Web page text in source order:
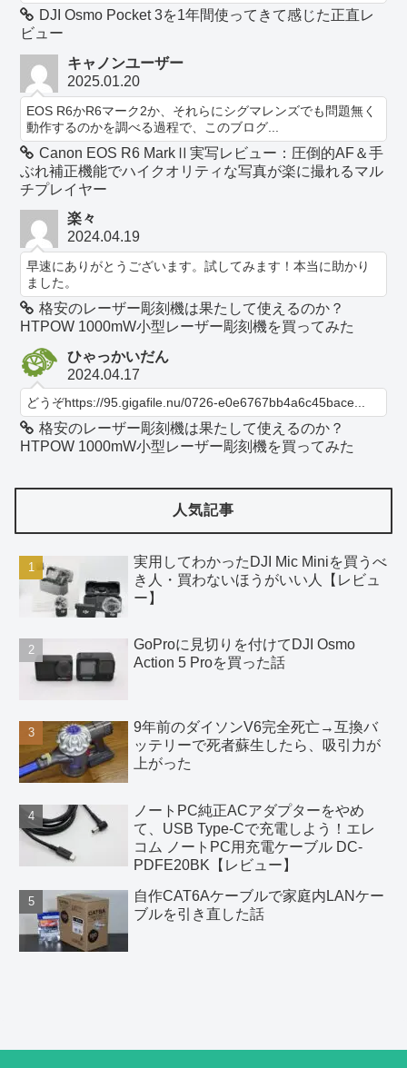
DJI Osmo Pocket 3を1年間使ってきて感じた正直レ
ビュー
キャノンユーザー
2025.01.20
EOS R6かR6マーク2か、それらにシグマレンズでも問題無く
動作するのかを調べる過程で、このブログ...
Canon EOS R6 MarkⅡ実写レビュー：圧倒的AF＆手
ぶれ補正機能でハイクオリティな写真が楽に撮れるマル
チプレイヤー
楽々
2024.04.19
早速にありがとうございます。試してみます！本当に助かり
ました。
格安のレーザー彫刻機は果たして使えるのか？
HTPOW 1000mW小型レーザー彫刻機を買ってみた
ひゃっかいだん
2024.04.17
どうぞhttps://95.gigafile.nu/0726-e0e6767bb4a6c45bace...
格安のレーザー彫刻機は果たして使えるのか？
HTPOW 1000mW小型レーザー彫刻機を買ってみた
人気記事
実用してわかったDJI Mic Miniを買うべ
き人・買わないほうがいい人【レビュ
ー】
GoProに見切りを付けてDJI Osmo
Action 5 Proを買った話
9年前のダイソンV6完全死亡→互換バ
ッテリーで死者蘇生したら、吸引力が
上がった
ノートPC純正ACアダプターをやめ
て、USB Type-Cで充電しよう！エレ
コム ノートPC用充電ケーブル DC-
PDFE20BK【レビュー】
自作CAT6Aケーブルで家庭内LANケー
ブルを引き直した話